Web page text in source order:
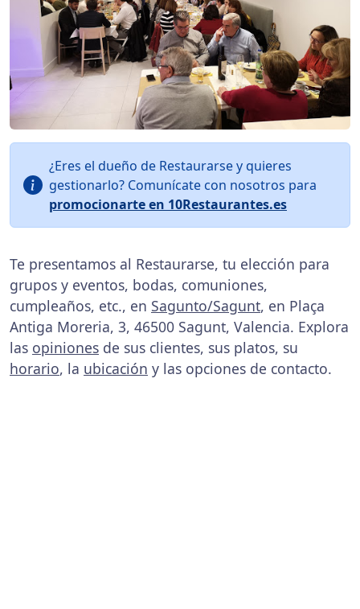
¿Eres el dueño de Restaurarse y quieres
gestionarlo? Comunícate con nosotros para
promocionarte en 10Restaurantes.es
Te presentamos al Restaurarse, tu elección para
grupos y eventos, bodas, comuniones,
cumpleaños, etc., en Sagunto/Sagunt, en Plaça
Antiga Moreria, 3, 46500 Sagunt, Valencia. Explora
las opiniones de sus clientes, sus platos, su
horario, la ubicación y las opciones de contacto.